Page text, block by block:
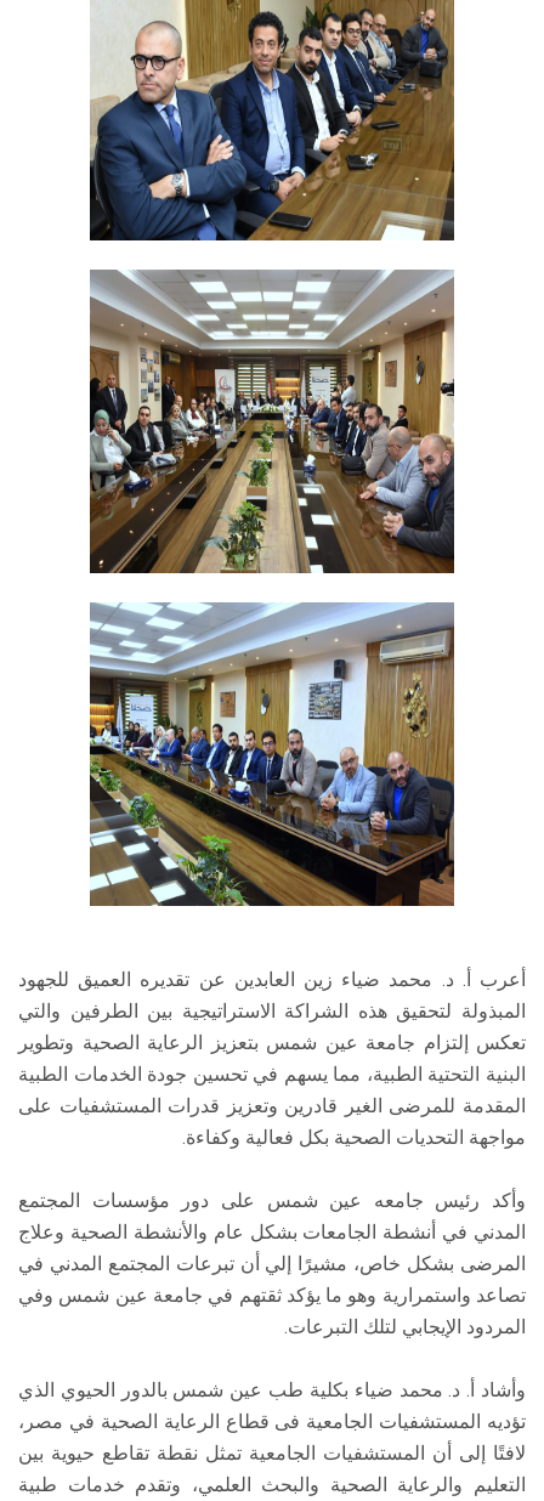
أعرب أ. د. محمد ضياء زين العابدين عن تقديره العميق للجهود
المبذولة لتحقيق هذه الشراكة الاستراتيجية بين الطرفين والتي
تعكس إلتزام جامعة عين شمس بتعزيز الرعاية الصحية وتطوير
البنية التحتية الطبية، مما يسهم في تحسين جودة الخدمات الطبية
المقدمة للمرضى الغير قادرين وتعزيز قدرات المستشفيات على
مواجهة التحديات الصحية بكل فعالية وكفاءة.
وأكد رئيس جامعه عين شمس على دور مؤسسات المجتمع
المدني في أنشطة الجامعات بشكل عام والأنشطة الصحية وعلاج
المرضى بشكل خاص، مشيرًا إلي أن تبرعات المجتمع المدني في
تصاعد واستمرارية وهو ما يؤكد ثقتهم في جامعة عين شمس وفي
المردود الإيجابي لتلك التبرعات.
وأشاد أ. د. محمد ضياء بكلية طب عين شمس بالدور الحيوي الذي
تؤديه المستشفيات الجامعية فى قطاع الرعاية الصحية في مصر،
لافتًا إلى أن المستشفيات الجامعية تمثل نقطة تقاطع حيوية بين
التعليم والرعاية الصحية والبحث العلمي، وتقدم خدمات طبية